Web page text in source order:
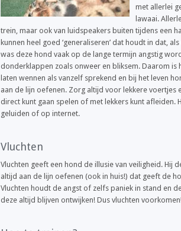
met allerlei
lawaai.
trein, maar ook van luidspeakers buiten tijdens een
kunnen heel goed ‘generaliseren’ dat houdt in dat,
was deze hond vaak op de lange termijn angstig
donderklappen zoals onweer en bliksem. Daarom
laten wennen als vanzelf sprekend en bij het leven
aan de lijn oefenen. Zorg altijd voor lekkere voertjes
direct kunt gaan spelen of met lekkers kunt afleiden.
geluiden of op internet.
Vluchten
Vluchten geeft een hond de illusie van veiligheid. Hij
altijd aan de lijn oefenen (ook in huis!) dat geeft de
Vluchten houdt de angst of zelfs paniek in stand en
deze altijd blijven ontwijken! Dus vluchten